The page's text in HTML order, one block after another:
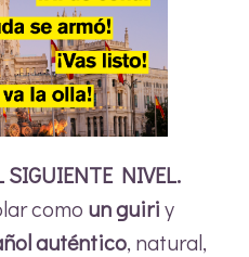
SIGUIENTE NIVEL.
como un guiriy
auténtico, natural,